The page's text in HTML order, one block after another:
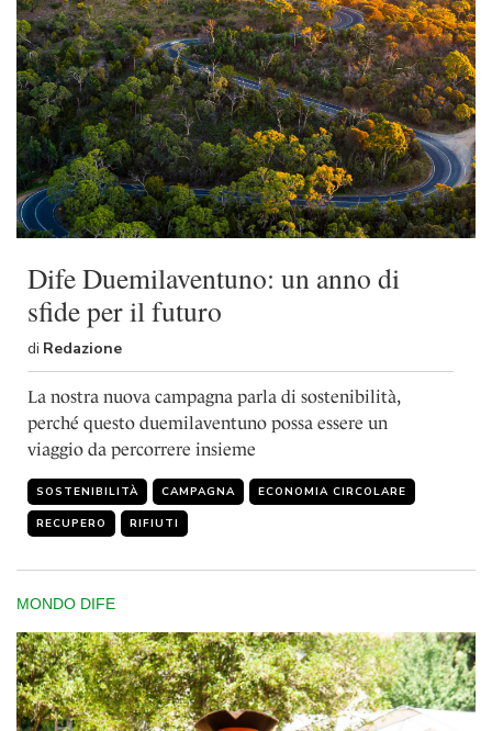
Dife Duemilaventuno: un anno di
sfide per il futuro
di Redazione
La nostra nuova campagna parla di sostenibilità,
perché questo duemilaventuno possa essere un
viaggio da percorrere insieme
SOSTENIBILITÀ CAMPAGNA ECONOMIA CIRCOLARE
RECUPERO RIFIUTI
MONDO DIFE